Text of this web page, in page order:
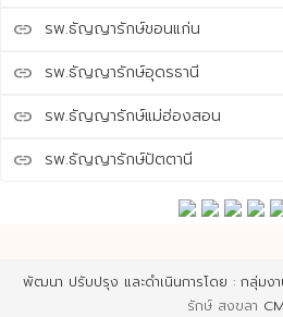
link รพ.ธัญญารักษ์ขอนแก่น
link รพ.ธัญญารักษ์อุดรธานี
link รพ.ธัญญารักษ์แม่ฮ่องสอน
link รพ.ธัญญารักษ์ปัตตานี
พัฒนา ปรับปรุง และดำเนินการโดย : กลุ่มงา
รักษ์ สงขลา